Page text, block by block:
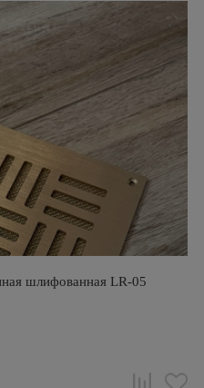
шлифованная LR-05